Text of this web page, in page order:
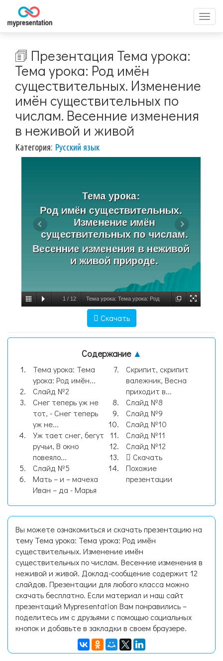
меню
🗊 Презентация Тема урока:
Тема урока: Род имён
существительных. Изменение
имён существительных по
числам. Весенние изменения
в неживой и живой
Категория: Русский язык
1 / 12 Тема урока: Тема урока: Род
существительных по числам. Весенние
Скачать
Содержание ▲
Тема урока: Тема
урока: Род имён...
Слайд №2
Снег теперь уж не
тот, - Снег теперь
уж не...
Уж тает снег, бегут
ручьи, В окно
повеяло...
Слайд №5
Мать – и – мачеха
Иван – да - Марья
Скрипит, скрипит
валежник, Весна
приходит в...
Слайд №8
Слайд №9
Слайд №10
Слайд №11
Слайд №12
Скачать
Похожие
презентации
Вы можете ознакомиться и скачать презентацию на
тему Тема урока: Тема урока: Род имён
существительных. Изменение имён
существительных по числам. Весенние изменения в
неживой и живой. Доклад-сообщение содержит 12
слайдов. Презентации для любого класса можно
скачать бесплатно. Если материал и наш сайт
презентаций Mypresentation Вам понравились –
поделитесь им с друзьями с помощью социальных
кнопок и добавьте в закладки в своем браузере.